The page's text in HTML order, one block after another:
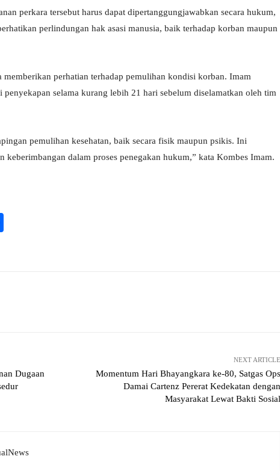
perkara tersebut harus dapat dipertanggungjawabkan secara hukum,
perlindungan hak asasi manusia, baik terhadap korban maupun
memberikan perhatian terhadap pemulihan kondisi korban. Imam
selama kurang lebih 21 hari sebelum diselamatkan oleh tim
pemulihan kesehatan, baik secara fisik maupun psikis. Ini
keberimbangan dalam proses penegakan hukum,” kata Kombes Imam.
Dugaan
NEXT ARTICLE
Momentum Hari Bhayangkara ke-80, Satgas Ops
Damai Cartenz Pererat Kedekatan dengan
Masyarakat Lewat Bakti Sosial